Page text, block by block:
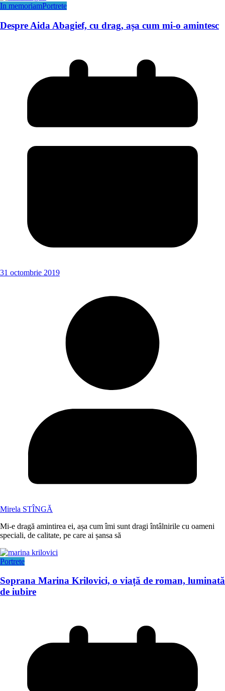
In memoriamPortrete
Despre Aida Abagief, cu drag, așa cum mi-o amintesc
31 octombrie 2019
Mirela STÎNGĂ
Mi-e dragă amintirea ei, așa cum îmi sunt dragi întâlnirile cu oameni
speciali, de calitate, pe care ai șansa să
Portrete
Soprana Marina Krilovici, o viață de roman, luminată
de iubire